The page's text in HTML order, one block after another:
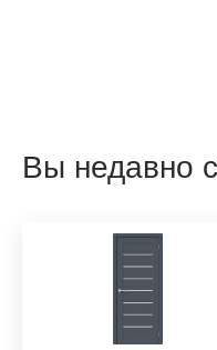
Вы недавно